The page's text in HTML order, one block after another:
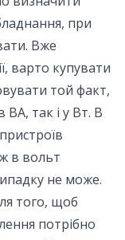
при
Вже
варто купувати
той факт,
ВА, так і у Вт. В
в вольт
не може.
того, щоб
потрібно